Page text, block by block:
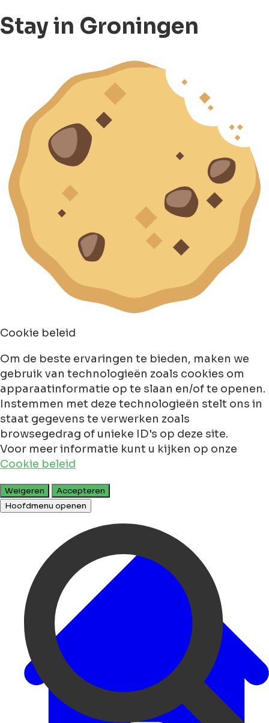
Stay in Groningen
Cookie beleid
Om de beste ervaringen te bieden, maken we
gebruik van technologieën zoals cookies om
apparaatinformatie op te slaan en/of te openen.
Instemmen met deze technologieën stelt ons in
staat gegevens te verwerken zoals
browsegedrag of unieke ID's op deze site.
Voor meer informatie kunt u kijken op onze
Cookie beleid
Weigeren
Accepteren
Hoofdmenu openen